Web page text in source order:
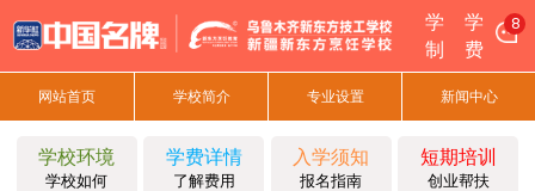
学
制
学
费
8
网站首页 学校简介 专业设置 新闻中心
学校环境
学校如何
学费详情
了解费用
入学须知
报名指南
短期培训
创业帮扶